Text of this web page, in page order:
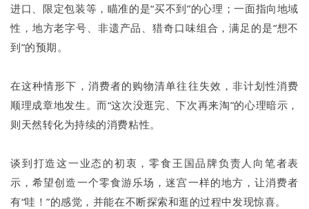
进口、限定包装等，瞄准的是“买不到”的心理；一面指向地域
性，地方老字号、非遗产品、猎奇口味组合，满足的是“想不
到”的预期。
在这种情形下，消费者的购物清单往往失效，非计划性消费
顺理成章地发生。而“这次没逛完、下次再来淘”的心理暗示，
则天然转化为持续的消费粘性。
谈到打造这一业态的初衷，零食王国品牌负责人向笔者表
示，希望创造一个零食游乐场，迷宫一样的地方，让消费者
有“哇！”的感觉，并能在不断探索和逛的过程中发现惊喜。